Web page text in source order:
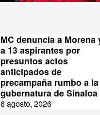
MC denuncia a Morena
a 13 aspirantes por
presuntos actos
anticipados de
precampaña rumbo a la
gubernatura de Sinaloa
6 agosto, 2026